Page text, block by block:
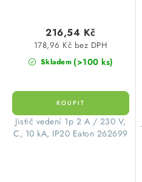
Skladem (>100 ks)
178,96 Kč bez DPH
216,54 Kč
​Jistič vedení 1p 2 A / 230 V,
C, 10 kA, IP20 Eaton 262699